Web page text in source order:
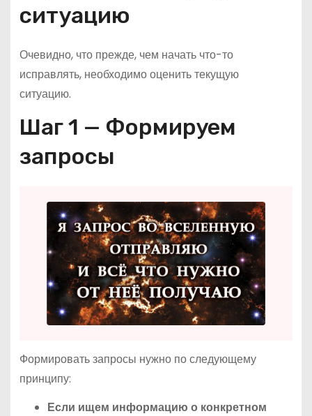
ситуацию
Очевидно, что прежде, чем начать что-то
исправлять, необходимо оценить текущую
ситуацию.
Шаг 1 — Формируем
запросы
Формировать запросы нужно по следующему
принципу:
Если ищем информацию о конкретном